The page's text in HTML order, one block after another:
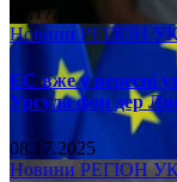
08.17.2025
НовиниРЕГІОН
ЄС вже у вересні
Урсула фон дер
08.17.2025
Новини РЕГІОН